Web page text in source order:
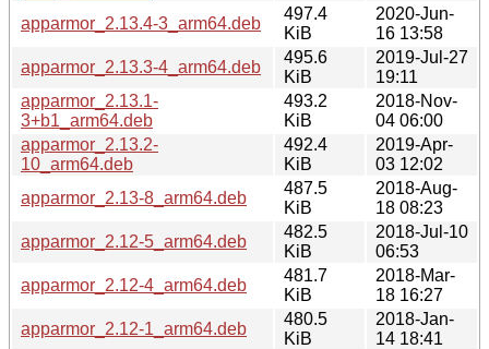
apparmor_2.13.4-3_arm64.deb
497.4
KiB
2020-Jun-
16 13:58
apparmor_2.13.3-4_arm64.deb
495.6
KiB
2019-Jul-27
19:11
apparmor_2.13.1-
3+b1_arm64.deb
493.2
KiB
2018-Nov-
04 06:00
apparmor_2.13.2-
10_arm64.deb
492.4
KiB
2019-Apr-
03 12:02
apparmor_2.13-8_arm64.deb
487.5
KiB
2018-Aug-
18 08:23
apparmor_2.12-5_arm64.deb
482.5
KiB
2018-Jul-10
06:53
apparmor_2.12-4_arm64.deb
481.7
KiB
2018-Mar-
18 16:27
apparmor_2.12-1_arm64.deb
480.5
KiB
2018-Jan-
14 18:41